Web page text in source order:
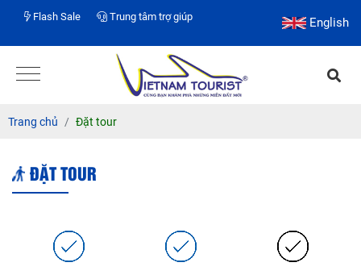
Flash Sale Trung tâm trợ giúp English
Trang chủ Đặt tour
ĐẶT TOUR